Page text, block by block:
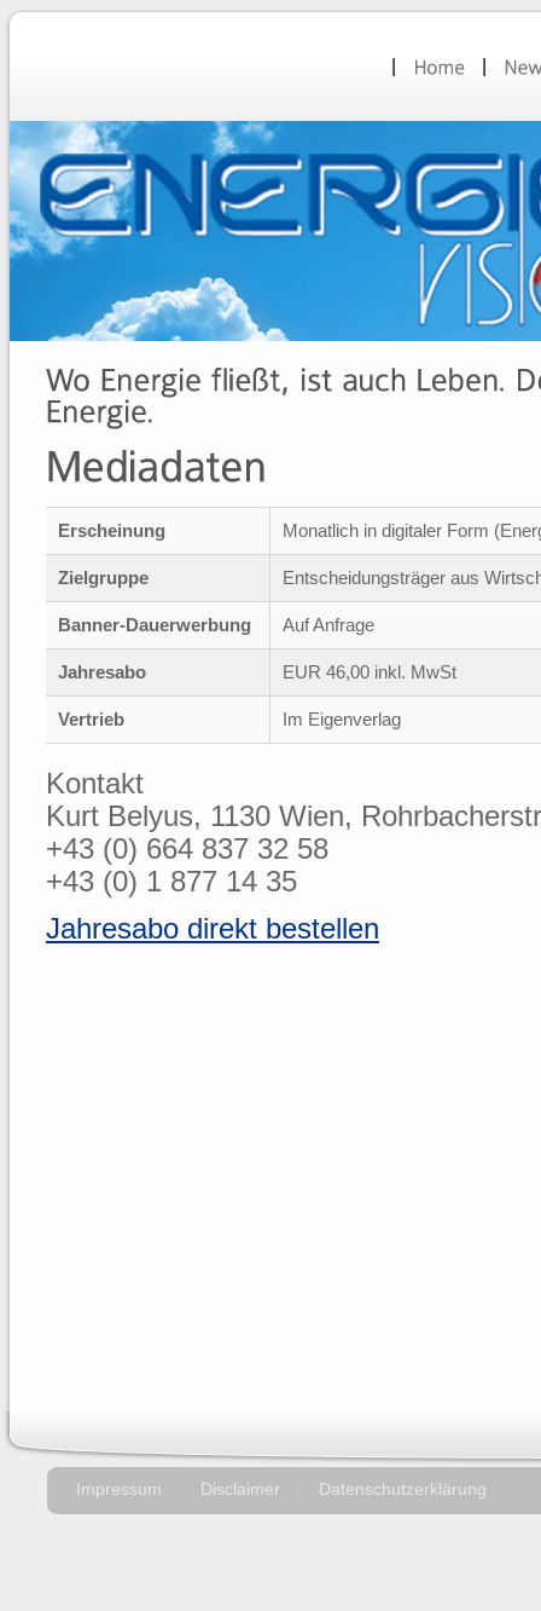
Erscheinung Monatlich in digitaler Form
Zielgruppe Entscheidungsträger aus
Banner-Dauerwerbung Auf Anfrage
Jahresabo EUR 46,00 inkl. MwSt
Vertrieb Im Eigenverlag
Kontakt
Kurt Belyus, 1130 Wien,
+43 (0) 664 837 32 58
+43 (0) 1 877 14 35
Jahresabo direkt bestellen
Impressum Disclaimer Datenschutzerklärung